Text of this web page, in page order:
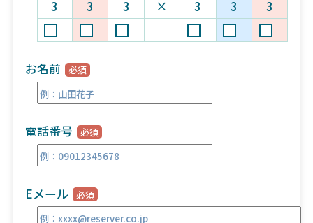
3 3 3 × 3 3 3
お名前
電話番号
Eメール